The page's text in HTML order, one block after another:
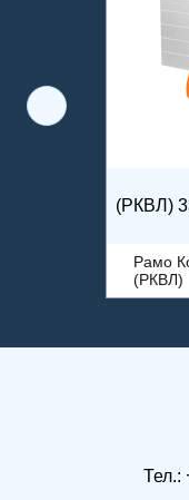
(РКВЛ)
Рамо
(РКВЛ)
Тел.: